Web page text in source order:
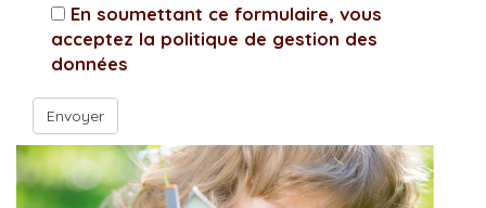
En soumettant ce formulaire, vous
acceptez la politique de gestion des
données